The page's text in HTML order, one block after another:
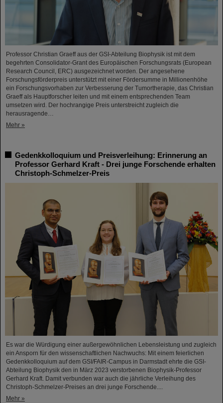
Professor Christian Graeff aus der GSI-Abteilung Biophysik ist mit dem
begehrten Consolidator-Grant des Europäischen Forschungsrats (European
Research Council, ERC) ausgezeichnet worden. Der angesehene
Forschungsförderpreis unterstützt mit einer Fördersumme in Millionenhöhe
ein Forschungsvorhaben zur Verbesserung der Tumortherapie, das Christian
Graeff als Hauptforscher leiten und mit einem entsprechenden Team
umsetzen wird. Der hochrangige Preis unterstreicht zugleich die
herausragende…
Mehr »
Gedenkkolloquium und Preisverleihung: Erinnerung an
Professor Gerhard Kraft - Drei junge Forschende erhalten
Christoph-Schmelzer-Preis
Es war die Würdigung einer außergewöhnlichen Lebensleistung und zugleich
ein Ansporn für den wissenschaftlichen Nachwuchs: Mit einem feierlichen
Gedenkkolloquium auf dem GSI/FAIR-Campus in Darmstadt ehrte die GSI-
Abteilung Biophysik den in März 2023 verstorbenen Biophysik-Professor
Gerhard Kraft. Damit verbunden war auch die jährliche Verleihung des
Christoph-Schmelzer-Preises an drei junge Forschende....
Mehr »